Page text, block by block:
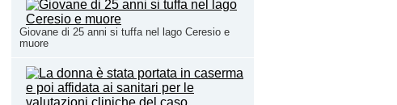
Giovane di 25 anni si tuffa nel lago Ceresio e
muore